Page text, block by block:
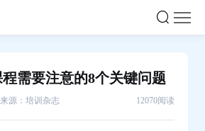
需要注意的8个关键问题
来源：培训杂志 12070阅读